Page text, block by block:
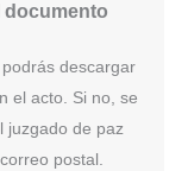
documento
descargar
el acto. Si no, se
juzgado de paz
postal.